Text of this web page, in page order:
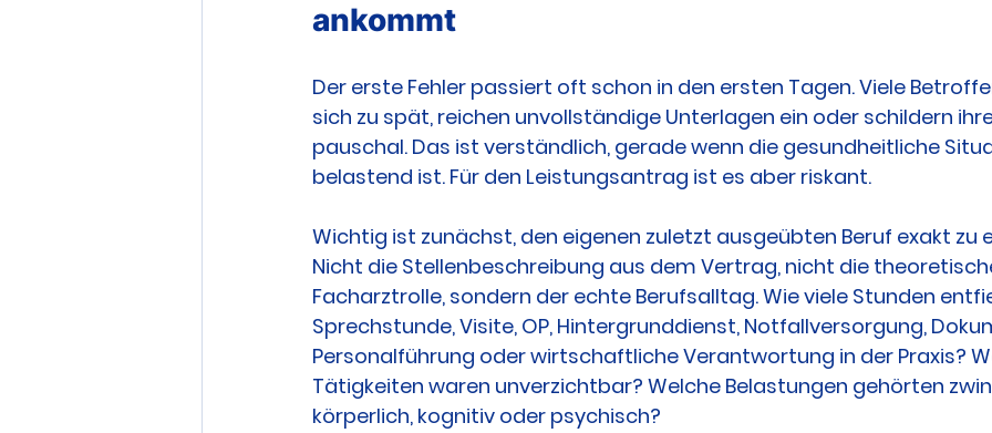
ankommt
Der erste Fehler passiert oft schon in den ersten Tagen. Viele
sich zu spät, reichen unvollständige Unterlagen ein oder schildern
pauschal. Das ist verständlich, gerade wenn die gesundheitliche
belastend ist. Für den Leistungsantrag ist es aber riskant.
Wichtig ist zunächst, den eigenen zuletzt ausgeübten Beruf exakt zu
Nicht die Stellenbeschreibung aus dem Vertrag, nicht die
Facharztrolle, sondern der echte Berufsalltag. Wie viele Stunden
Sprechstunde, Visite, OP, Hintergrunddienst, Notfallversorgung,
Personalführung oder wirtschaftliche Verantwortung in der Praxis?
Tätigkeiten waren unverzichtbar? Welche Belastungen gehörten
körperlich, kognitiv oder psychisch?